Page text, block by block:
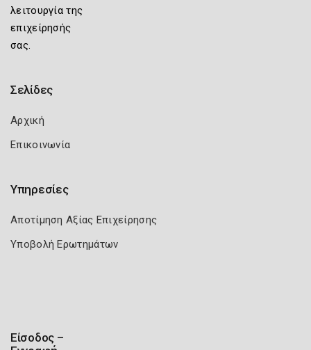
λειτουργία της
επιχείρησής
σας.
Σελίδες
Αρχική
Επικοινωνία
Υπηρεσίες
Αποτίμηση Αξίας Επιχείρησης
Υποβολή Ερωτημάτων
Είσοδος –